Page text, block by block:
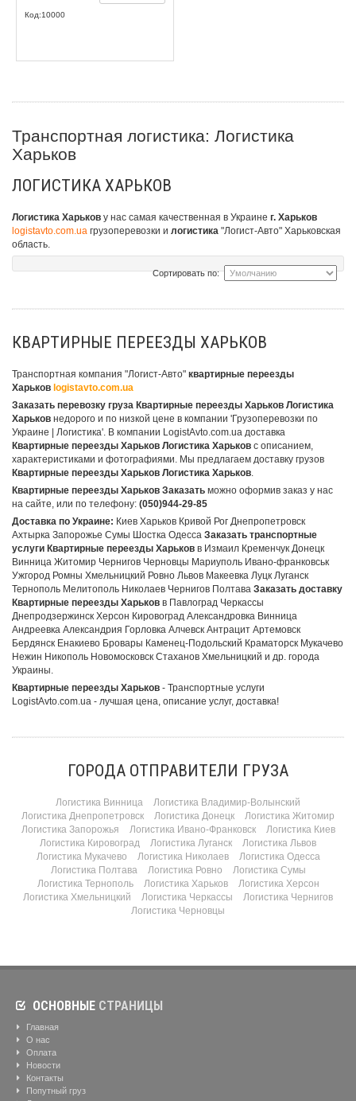
Код:10000
Транспортная логистика: Логистика
Харьков
ЛОГИСТИКА ХАРЬКОВ
Логистика Харьков у нас самая качественная в Украине г. Харьков
logistavto.com.ua грузоперевозки и логистика "Логист-Авто" Харьковская
область.
Сортировать по:
КВАРТИРНЫЕ ПЕРЕЕЗДЫ ХАРЬКОВ
Транспортная компания "Логист-Авто" квартирные переезды
Харьков logistavto.com.ua
Заказать перевозку груза Квартирные переезды Харьков Логистика
Харьков недорого и по низкой цене в компании 'Грузоперевозки по
Украине | Логистика'. В компании LogistAvto.com.ua доставка
Квартирные переезды Харьков Логистика Харьков с описанием,
характеристиками и фотографиями. Мы предлагаем доставку грузов
Квартирные переезды Харьков Логистика Харьков
Квартирные переезды Харьков Заказать можно оформив заказ у нас
на сайте, или по телефону: (050)944-29-85
Доставка по Украине: Киев Харьков Кривой Рог Днепропетровск
Ахтырка Запорожье Сумы Шостка Одесса Заказать транспортные
услуги Квартирные переезды Харьков в Измаил Кременчук Донецк
Винница Житомир Чернигов Черновцы Мариуполь Ивано-франковськ
Ужгород Ромны Хмельницкий Ровно Львов Макеевка Луцк Луганск
Тернополь Мелитополь Николаев Чернигов Полтава Заказать доставку
Квартирные переезды Харьков в Павлоград Черкассы
Днепродзержинск Херсон Кировоград Александровка Винница
Андреевка Александрия Горловка Алчевск Антрацит Артемовск
Бердянск Енакиево Бровары Каменец-Подольский Краматорск Мукачево
Нежин Никополь Новомосковск Стаханов Хмельницкий и др. города
Украины.
Квартирные переезды Харьков - Транспортные услуги
LogistAvto.com.ua - лучшая цена, описание услуг, доставка!
ГОРОДА ОТПРАВИТЕЛИ ГРУЗА
Логистика Винница
Логистика Владимир-Волынский
Логистика Днепропетровск
Логистика Донецк
Логистика Житомир
Логистика Запорожья
Логистика Ивано-Франковск
Логистика Киев
Логистика Кировоград
Логистика Луганск
Логистика Львов
Логистика Мукачево
Логистика Николаев
Логистика Одесса
Логистика Полтава
Логистика Ровно
Логистика Сумы
Логистика Тернополь
Логистика Харьков
Логистика Херсон
Логистика Хмельницкий
Логистика Черкассы
Логистика Чернигов
Логистика Черновцы
ОСНОВНЫЕ СТРАНИЦЫ
Главная
О нас
Оплата
Новости
Контакты
Попутный груз